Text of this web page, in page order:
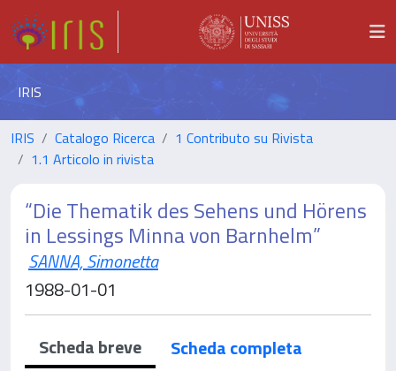
IRIS
IRIS Catalogo Ricerca
1 Contributo su Rivista
1.1 Articolo in rivista
“Die Thematik des Sehens und Hörens
in Lessings Minna von Barnhelm”
SANNA, Simonetta
1988-01-01
Scheda breve
Scheda completa